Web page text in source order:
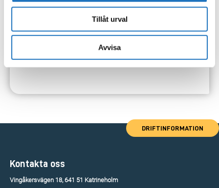
Tillåt urval
Avvisa
DRIFTINFORMATION
Kontakta oss
Vingåkersvägen 18, 641 51 Katrineholm